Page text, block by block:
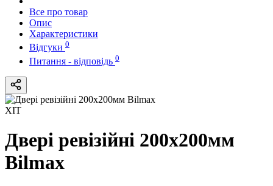
Все про товар
Опис
Характеристики
Відгуки 0
Питання - відповідь 0
ХІТ
Двері ревізійні 200x200мм
Bilmax